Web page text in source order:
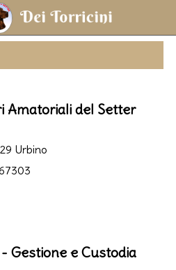
Amatoriali del Setter
Urbino
Gestione e Custodia